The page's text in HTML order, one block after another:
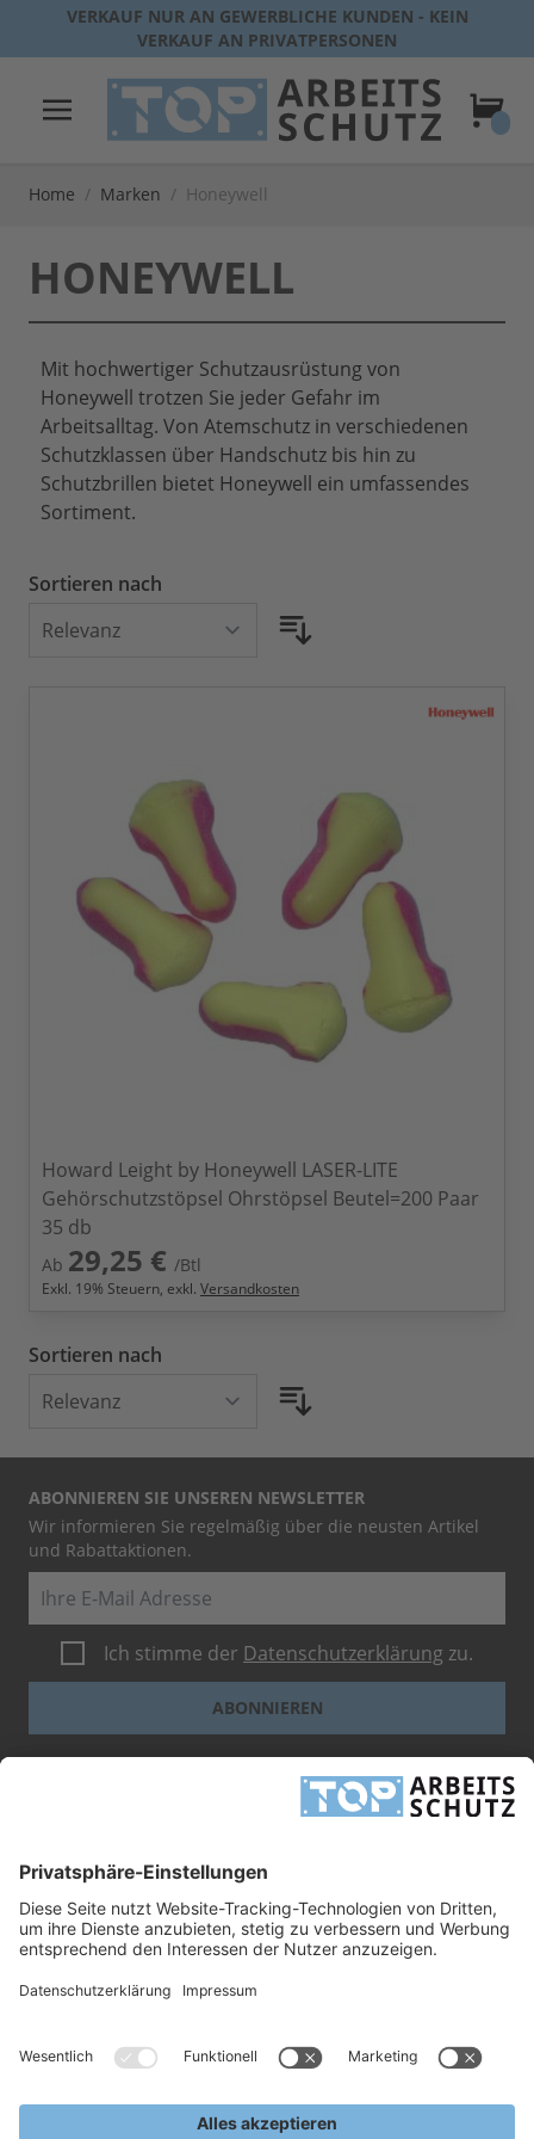
Direkt zum Inhalt
VERKAUF NUR AN GEWERBLICHE KUNDEN - KEIN
VERKAUF AN PRIVATPERSONEN
Home / Marken / Honeywell
HONEYWELL
Mit hochwertiger Schutzausrüstung von
Honeywell trotzen Sie jeder Gefahr im
Arbeitsalltag. Von Atemschutz in verschiedenen
Schutzklassen über Handschutz bis hin zu
Schutzbrillen bietet Honeywell ein umfassendes
Sortiment.
Sortieren nach
Howard Leight by Honeywell LASER-LITE
Gehörschutzstöpsel Ohrstöpsel Beutel=200 Paar
35 db
Ab 29,25 € /Btl
Exkl. 19% Steuern, exkl. Versandkosten
Sortieren nach
ABONNIEREN SIE UNSEREN NEWSLETTER
Wir informieren Sie regelmäßig über die neusten Artikel
und Rabattaktionen.
Ich stimme der Datenschutzerklärung zu.
ABONNIEREN
Dieses Formular ist durch reCAPTCHA geschützt - es gelten dieGoogle-
-Geschäftsbedingungen.
UNTERNEHMEN
RECHTLICHES
TOP ARBEITSSCHUTZ GMBH
24568 Kaltenkirchen
Fax +49 41 91/72 26 18-99
www.top-arbeitsschutz.de